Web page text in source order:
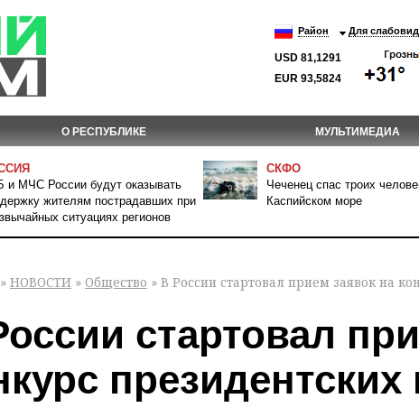
Район Для
USD 81,1291
EUR 93,5824
О РЕСПУБЛИКЕ МУЛЬТИМЕДИА
и МЧС России будут оказывать
жителям пострадавших при
ситуациях регионов
СКФО
Чеченец спас троих
Каспийском море
» НОВОСТИ » Общество » В России стартовал прием заявок на
стартовал
президентских